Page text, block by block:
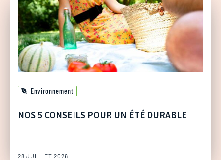
Environnement
NOS 5 CONSEILS POUR UN ÉTÉ DURABLE
28 JUILLET 2026